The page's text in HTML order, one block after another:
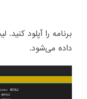
برنامه را آپلود
داده می‌شود.